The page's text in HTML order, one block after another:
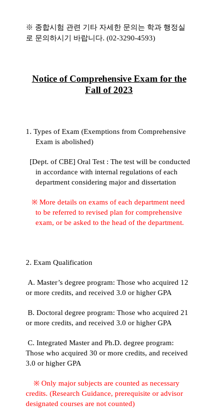
※ 종합시험 관련 기타 자세한 문의는 학과 행정실
로 문의하시기 바랍니다. (02-3290-4593)
Notice of Comprehensive Exam for the
Fall of 2023
1. Types of Exam (Exemptions from Comprehensive
Exam is abolished)
[Dept. of CBE] Oral Test : The test will be conducted
in accordance with internal regulations of each
department considering major and dissertation
※ More details on exams of each department need
to be referred to revised plan for comprehensive
exam, or be asked to the head of the department.
2. Exam Qualification
A. Master’s degree program: Those who acquired 12
or more credits, and received 3.0 or higher GPA
B. Doctoral degree program: Those who acquired 21
or more credits, and received 3.0 or higher GPA
C. Integrated Master and Ph.D. degree program:
Those who acquired 30 or more credits, and received
3.0 or higher GPA
※ Only major subjects are counted as necessary
credits. (Research Guidance, prerequisite or advisor
designated courses are not counted)